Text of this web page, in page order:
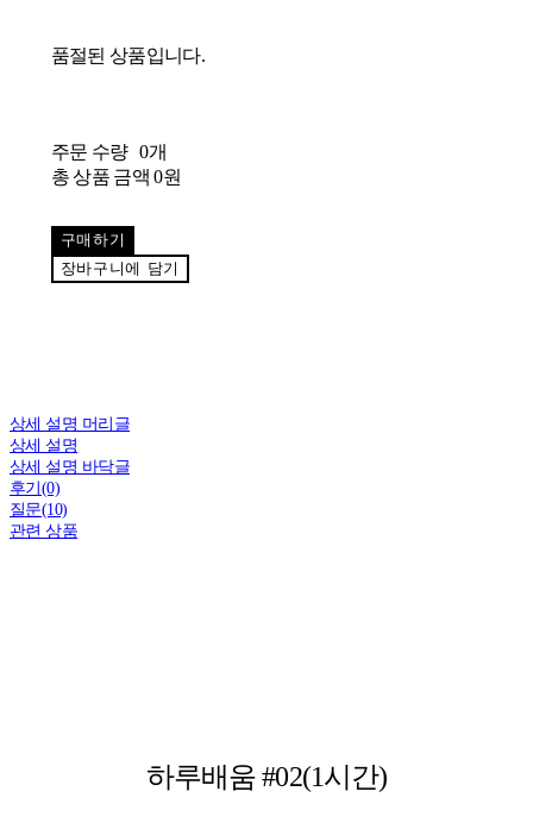
품절된 상품입니다.
주문 수량 0개
총 상품 금액 0원
구매하기
장바구니에 담기
상세 설명 머리글
상세 설명
상세 설명 바닥글
후기(0)
질문(10)
관련 상품
하루배움 #02(1시간)